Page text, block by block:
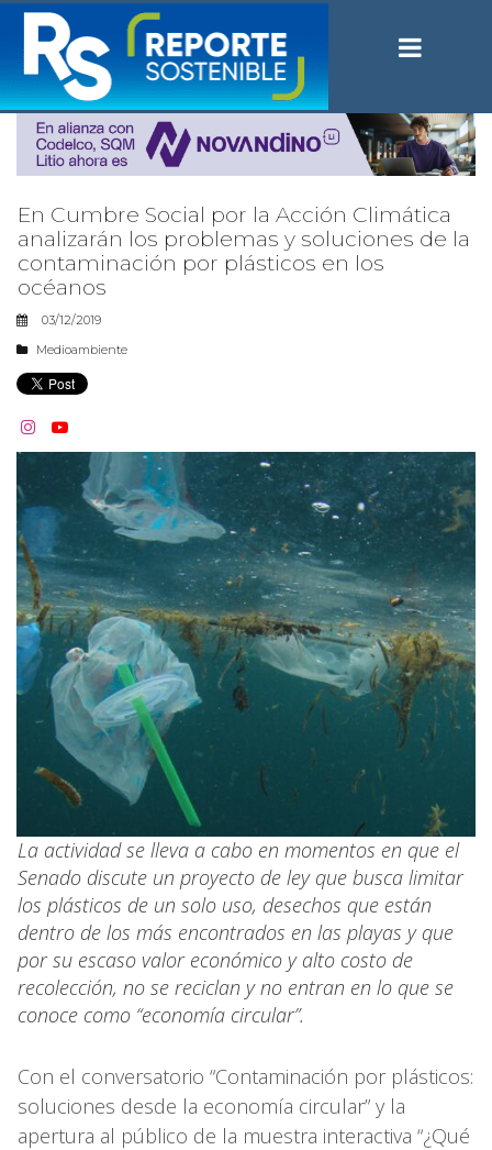
En Cumbre Social por la Acción Climática
analizarán los problemas y soluciones de la
contaminación por plásticos en los
océanos
03/12/2019
Medioambiente
 
La actividad se lleva a cabo en momentos en que el
Senado discute un proyecto de ley que busca limitar
los plásticos de un solo uso, desechos que están
dentro de los más encontrados en las playas y que
por su escaso valor económico y alto costo de
recolección, no se reciclan y no entran en lo que se
conoce como “economía circular”.
Con el conversatorio “Contaminación por plásticos:
soluciones desde la economía circular” y la
apertura al público de la muestra interactiva “¿Qué